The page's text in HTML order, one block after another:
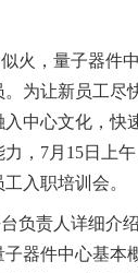
火，量子器件
为让新员工尽
入中心文化，快
， 7月 15日上
入职培训会。
负责人详细介
器件中心基本